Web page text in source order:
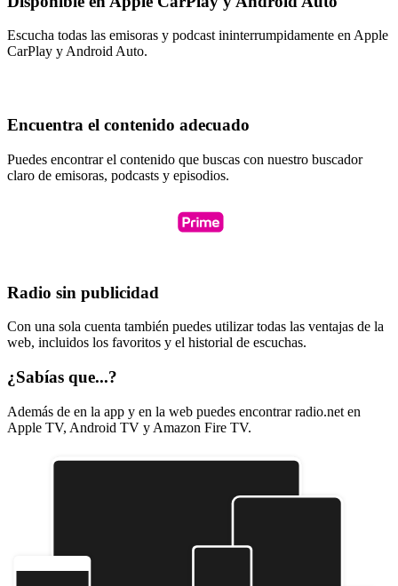
Escucha todas las emisoras y podcast ininterrumpidamente en Apple
CarPlay y Android Auto.
Encuentra el contenido adecuado
Puedes encontrar el contenido que buscas con nuestro buscador
claro de emisoras, podcasts y episodios.
Radio sin publicidad
Con una sola cuenta también puedes utilizar todas las ventajas de la
web, incluidos los favoritos y el historial de escuchas.
¿Sabías que...?
Además de en la app y en la web puedes encontrar radio.net en
Apple TV, Android TV y Amazon Fire TV.